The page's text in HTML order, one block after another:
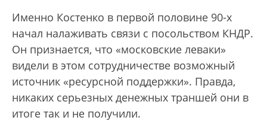
Именно Костенко в первой половине 90-х
начал налаживать связи с посольством КНДР.
Он признается, что «московские леваки»
видели в этом сотрудничестве возможный
источник «ресурсной поддержки». Правда,
никаких серьезных денежных траншей они в
итоге так и не получили.